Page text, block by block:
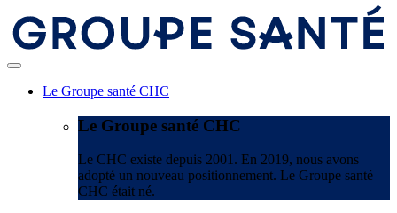
Le Groupe santé CHC
Le Groupe santé CHC
Le CHC existe depuis 2001. En 2019, nous avons
adopté un nouveau positionnement. Le Groupe santé
CHC était né.